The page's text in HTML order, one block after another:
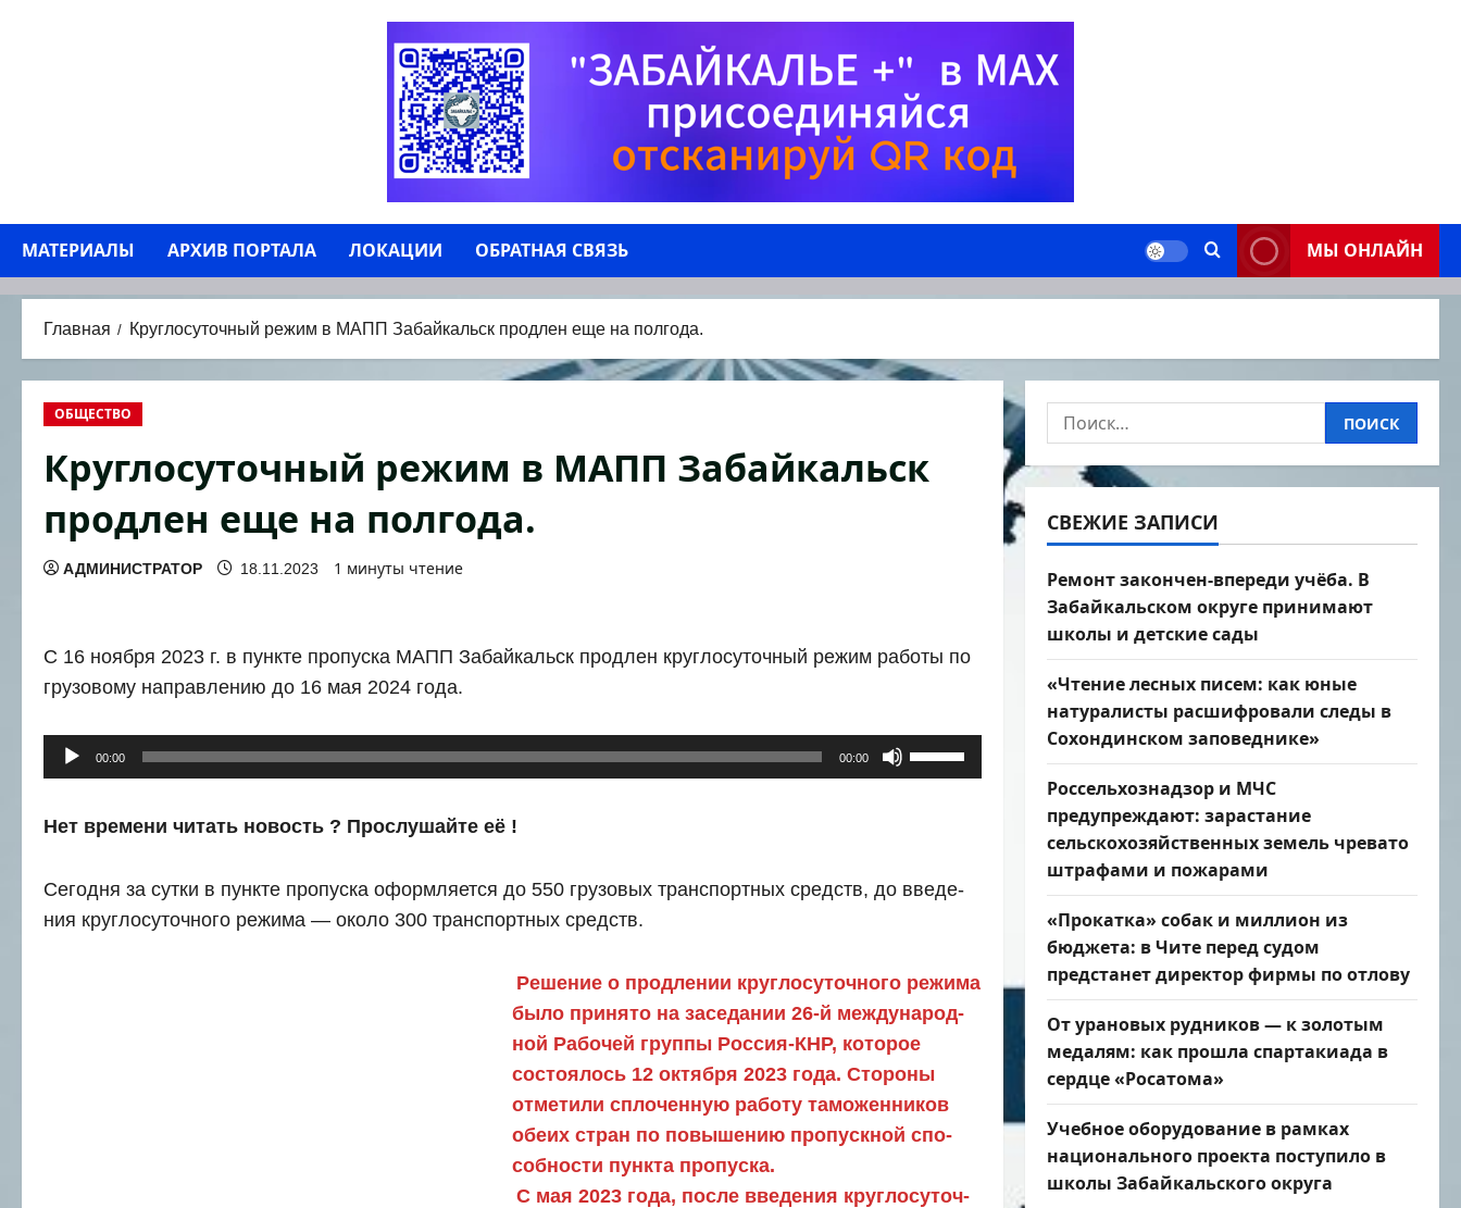
МАТЕРИАЛЫ АРХИВ ПОРТАЛА ЛОКАЦИИ ОБРАТНАЯ СВЯЗЬ МЫ ОНЛАЙН
Главная Круглосуточный режим в МАПП Забайкальск продлен еще на полгода.
ОБЩЕСТВО
Круглосуточный режим в МАПП Забайкальск
продлен еще на полгода.
АДМИНИСТРАТОР 18.11.2023 1 минуты чтение
С 16 нояб­ря 2023 г. в пунк­те про­пус­ка МАПП Забай­кальск про­длен круг­ло­су­точ­ный режим рабо­ты по
гру­зо­во­му направ­ле­нию до 16 мая 2024 года.
Аудиоплеер
00:00 00:00
Используйте
клавиши
увеличить
громкость.
Нет вре­ме­ни читать новость ? Про­слу­шай­те её !
Сего­дня за сут­ки в пунк­те про­пус­ка оформ­ля­ет­ся до 550 гру­зо­вых транс­порт­ных средств, до вве­де­
ния круг­ло­су­точ­но­го режи­ма — око­ло 300 транс­порт­ных средств.
Реше­ние о про­дле­нии круг­ло­су­точ­но­го режи­ма
было при­ня­то на засе­да­нии 26‑й меж­ду­на­род­
ной Рабо­чей груп­пы Рос­сия-КНР, кото­рое
состо­я­лось 12 октяб­ря 2023 года. Сто­ро­ны
отме­ти­ли спло­чен­ную рабо­ту тамо­жен­ни­ков
обе­их стран по повы­ше­нию про­пуск­ной спо­
соб­но­сти пунк­та про­пус­ка.
С мая 2023 года, после вве­де­ния круг­ло­су­точ­
Найти:
СВЕЖИЕ ЗАПИСИ
Ремонт закончен-впереди учёба. В
Забайкальском округе принимают
школы и детские сады
«Чтение лесных писем: как юные
натуралисты расшифровали следы в
Сохондинском заповеднике»
Россельхознадзор и МЧС
предупреждают: зарастание
сельскохозяйственных земель чревато
штрафами и пожарами
«Прокатка» собак и миллион из
бюджета: в Чите перед судом
предстанет директор фирмы по отлову
От урановых рудников — к золотым
медалям: как прошла спартакиада в
сердце «Росатома»
Учебное оборудование в рамках
национального проекта поступило в
школы Забайкальского округа